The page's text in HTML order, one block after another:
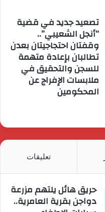
تصعيد جديد في قضية
“أنجل الشعيبي”..
وقفتان احتجاجيتان بعدن
تطالبان بإعادة متهمة
للسجن والتحقيق في
ملابسات الإفراج عن
المحكومين
تعليقات
حريق هائل يلتهم مزرعة
دواجن بقرية العامرية..